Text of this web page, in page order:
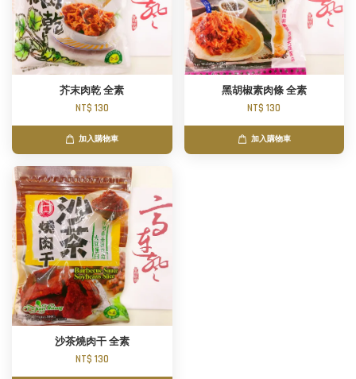
芥末肉乾 全素
NT$ 130
加入購物車
黑胡椒素肉條 全素
NT$ 130
加入購物車
沙茶燒肉干 全素
NT$ 130